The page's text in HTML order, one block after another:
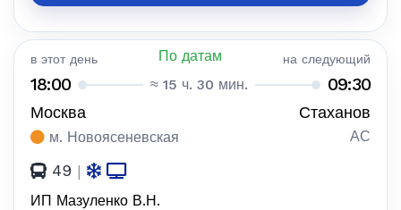
в этот день По датам на следующий
18:00 ≈ 15 ч. 30 мин. 09:30
Москва Стаханов
м. Новоясеневская АС
49 |
ИП Мазуленко В.Н.